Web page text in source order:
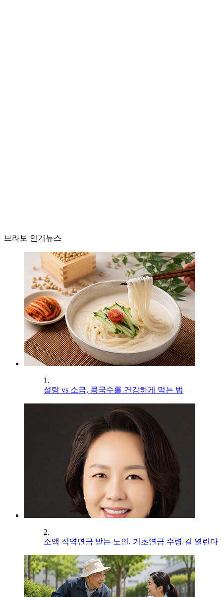
브라보 인기뉴스
1.
설탕 vs 소금, 콩국수를 건강하게 먹는 법
2.
소액 직역연금 받는 노인, 기초연금 수령 길 열린다